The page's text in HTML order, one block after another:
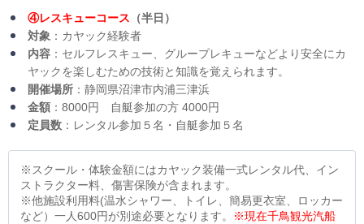
④レスキューコース （半日）
対象 ：カヤック経験者
内容 ：セルフレスキュー、グループレキューなどより安全にカ
ヤックを楽しむための技術と知識を覚えられます。
開催場所 ：静岡県沼津市内浦三津浜
金額 ：8000円 自艇参加の方 4000円
定員数 ：レンタル参加５名・自艇参加５名
※スクール・体験金額にはカヤック装備一式レンタル代、イン
ストラクター料、傷害保険が含まれます。
※他施設利用料(温水シャワー、トイレ、簡易更衣室、ロッカー
など）一人600円が別途必要となります。
※現在千鳥観光汽船